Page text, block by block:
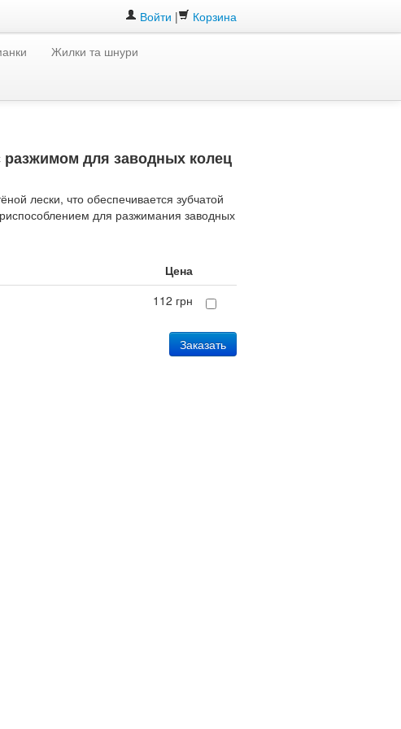
Корзина
Войти |
Жилки та шнури
для заводных колец
лески, что обеспечивается зубчатой
для разжимания заводных
Цена
112 грн